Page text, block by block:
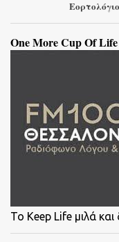
Εορτολόγιο
One More Cup Of
To Keep Life μιλά και